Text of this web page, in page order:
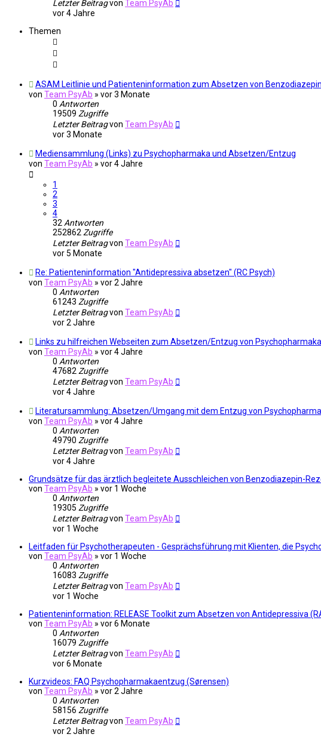
Letzter Beitragvon Team PsyAb
vor 4 Jahre
Themen
ASAM Leitlinie und Patienteninformation zum Absetzen von
von Team PsyAb » vor 3 Monate
0 Antworten
19509 Zugriffe
Letzter Beitragvon Team PsyAb
vor 3 Monate
Mediensammlung (Links) zu Psychopharmaka und Absetzen/Entzug
von Team PsyAb » vor 4 Jahre
1
2
3
4
32 Antworten
252862 Zugriffe
Letzter Beitragvon Team PsyAb
vor 5 Monate
Re: Patienteninformation "Antidepressiva absetzen" (RC Psych)
von Team PsyAb » vor 2 Jahre
0 Antworten
61243 Zugriffe
Letzter Beitragvon Team PsyAb
vor 2 Jahre
Links zu hilfreichen Webseiten zum Absetzen/Entzug von Psychopharmaka
von Team PsyAb » vor 4 Jahre
0 Antworten
47682 Zugriffe
Letzter Beitragvon Team PsyAb
vor 4 Jahre
Literatursammlung: Absetzen/Umgang mit dem Entzug von
von Team PsyAb » vor 4 Jahre
0 Antworten
49790 Zugriffe
Letzter Beitragvon Team PsyAb
vor 4 Jahre
Grundsätze für das ärztlich begleitete Ausschleichen von Benzodiazepin-
von Team PsyAb » vor 1 Woche
0 Antworten
19305 Zugriffe
Letzter Beitragvon Team PsyAb
vor 1 Woche
Leitfaden für Psychotherapeuten - Gesprächsführung mit Klienten, die
von Team PsyAb » vor 1 Woche
0 Antworten
16083 Zugriffe
Letzter Beitragvon Team PsyAb
vor 1 Woche
Patienteninformation: RELEASE Toolkit zum Absetzen von Antidepressiva
von Team PsyAb » vor 6 Monate
0 Antworten
16079 Zugriffe
Letzter Beitragvon Team PsyAb
vor 6 Monate
Kurzvideos: FAQ Psychopharmakaentzug (Sørensen)
von Team PsyAb » vor 2 Jahre
0 Antworten
58156 Zugriffe
Letzter Beitragvon Team PsyAb
vor 2 Jahre